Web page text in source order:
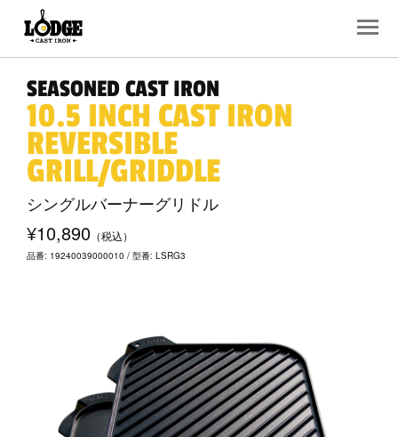
SEASONED CAST IRON
10.5 INCH CAST IRON
REVERSIBLE
GRILL/GRIDDLE
シングルバーナーグリドル
¥10,890 （税込）
品番: 19240039000010 / 型番: LSRG3